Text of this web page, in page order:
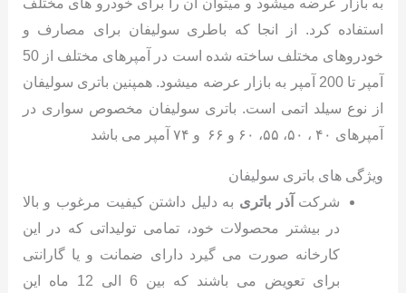
به بازار عرضه میشود و میتوان آن را برای خودرو های مختلف
استفاده کرد. از انجا که باطری سولیفان برای مصارف و
خودروهای مختلف ساخته شده است در آمپرهای مختلف از 50
آمپر تا 200 آمپر به بازار عرضه میشود. همپنین باتری سولیفان
از نوع سیلد اتمی است. باتری سولیفان مخصوص سواری در
آمپرهای ۴۰ ، ۵۰، ۵۵، ۶۰ و ۶۶ و ۷۴ آمپر می باشد
ویژگی های باتری سولیفان
شرکت آذر باتری به دلیل داشتن کیفیت مرغوب و بالا
در بیشتر محصولات خود، تمامی تولیداتی که در این
کارخانه صورت می گیرد دارای ضمانت و یا گارانتی
برای تعویض می باشند که بین 6 الی 12 ماه این